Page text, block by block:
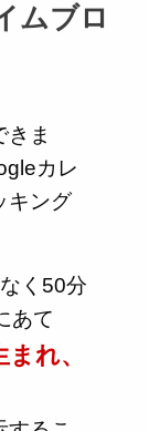
ムブロ
きま
カレ
キング
く50分
あて
れ、